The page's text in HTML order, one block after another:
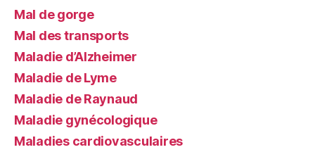
Mal de gorge
Mal des transports
Maladie d’Alzheimer
Maladie de Lyme
Maladie de Raynaud
Maladie gynécologique
Maladies cardiovasculaires